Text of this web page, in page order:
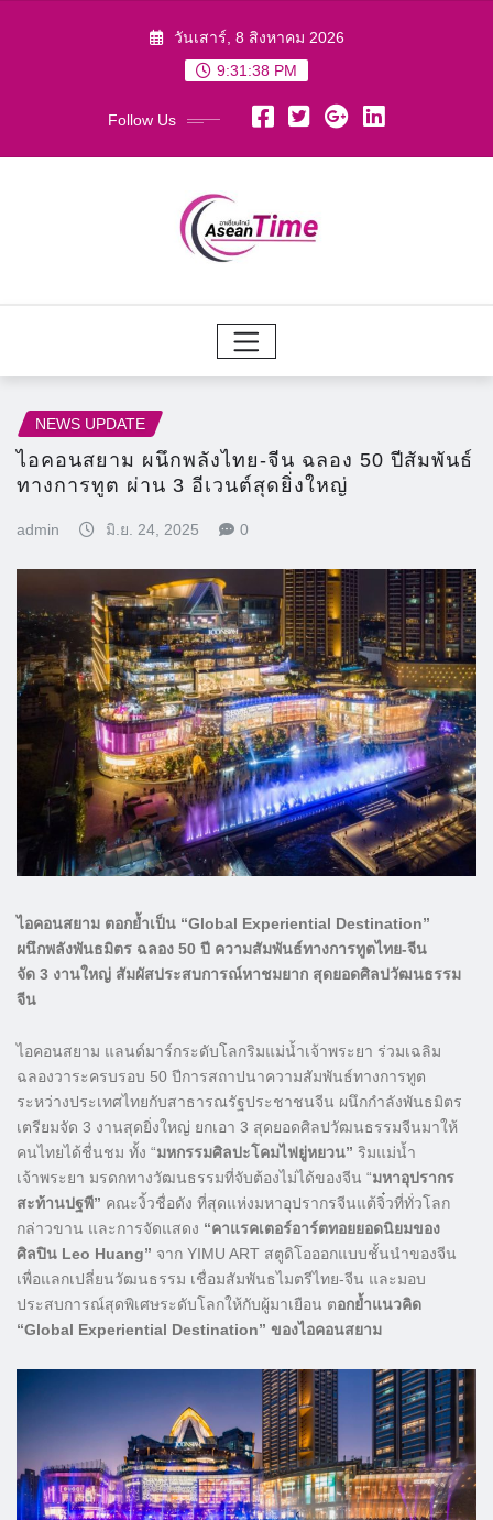
วันเสาร์, 8 สิงหาคม 2026
9:31:40 PM
Follow Us
NEWS UPDATE
ไอคอนสยาม ผนึกพลังไทย-จีน ฉลอง 50 ปีสัมพันธ์
ทางการทูต ผ่าน 3 อีเวนต์สุดยิ่งใหญ่
admin มิ.ย. 24, 2025 0
ไอคอนสยาม ตอกย้ำเป็น “Global Experiential Destination”
ผนึกพลังพันธมิตร ฉลอง 50 ปี ความสัมพันธ์ทางการทูตไทย-จีน
จัด 3 งานใหญ่ สัมผัสประสบการณ์หาชมยาก สุดยอดศิลปวัฒนธรรม
จีน
ไอคอนสยาม แลนด์มาร์กระดับโลกริมแม่น้ำเจ้าพระยา ร่วมเฉลิม
ฉลองวาระครบรอบ 50 ปีการสถาปนาความสัมพันธ์ทางการทูต
ระหว่างประเทศไทยกับสาธารณรัฐประชาชนจีน ผนึกกำลังพันธมิตร
เตรียมจัด 3 งานสุดยิ่งใหญ่ ยกเอา 3 สุดยอดศิลปวัฒนธรรมจีนมาให้
คนไทยได้ชื่นชม ทั้ง “มหกรรมศิลปะโคมไฟยู่หยวน” ริมแม่น้ำ
เจ้าพระยา มรดกทางวัฒนธรรมที่จับต้องไม่ได้ของจีน “มหาอุปรากร
สะท้านปฐพี” คณะงิ้วชื่อดัง ที่สุดแห่งมหาอุปรากรจีนแต้จิ๋วที่ทั่วโลก
กล่าวขาน และการจัดแสดง “คาแรคเตอร์อาร์ตทอยยอดนิยมของ
ศิลปิน Leo Huang” จาก YIMU ART สตูดิโอออกแบบชั้นนำของจีน
เพื่อแลกเปลี่ยนวัฒนธรรม เชื่อมสัมพันธไมตรีไทย-จีน และมอบ
ประสบการณ์สุดพิเศษระดับโลกให้กับผู้มาเยือน ตอกย้ำแนวคิด
“Global Experiential Destination” ของไอคอนสยาม